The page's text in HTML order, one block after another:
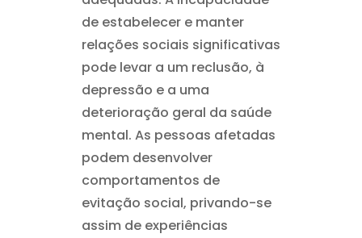
de estabelecer e manter
relações sociais significativas
pode levar a um reclusão, à
depressão e a uma
deterioração geral da saúde
mental. As pessoas afetadas
podem desenvolver
comportamentos de
evitação social, privando-se
assim de experiências